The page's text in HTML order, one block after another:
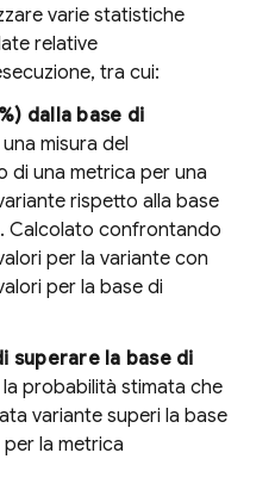
varie statistiche
relative
tra cui:
dalla base di
una misura del
di una metrica per una
rispetto alla base
Calcolato confrontando
per la variante con
per la base di
superare la base di
la probabilità stimata che
variante superi la base
la metrica